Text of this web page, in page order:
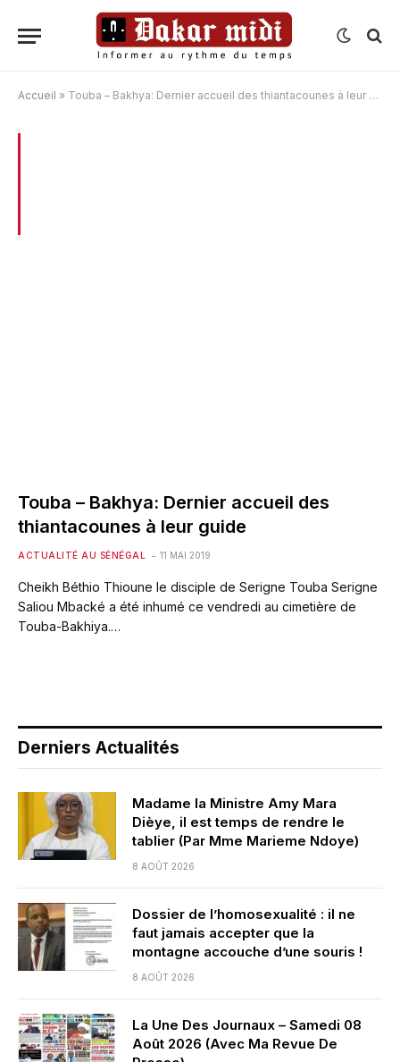
Accueil » Touba – Bakhya: Dernier accueil des thiantacounes à leur guide
Touba – Bakhya: Dernier accueil des
thiantacounes à leur guide
ACTUALITÉ AU SÉNÉGAL 11 MAI 2019
Cheikh Béthio Thioune le disciple de Serigne Touba Serigne
Saliou Mbacké a été inhumé ce vendredi au cimetière de
Touba-Bakhiya.…
Derniers Actualités
Madame la Ministre Amy Mara
Dièye, il est temps de rendre le
tablier (Par Mme Marieme Ndoye)
8 AOÛT 2026
Dossier de l’homosexualité : il ne
faut jamais accepter que la
montagne accouche d’une souris !
8 AOÛT 2026
La Une Des Journaux – Samedi 08
Août 2026 (Avec Ma Revue De